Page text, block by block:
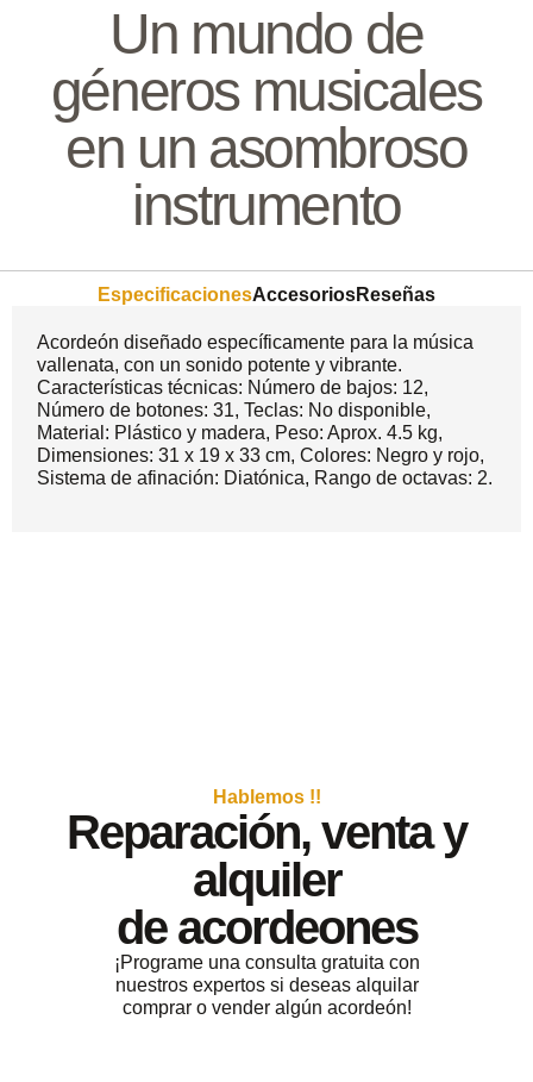
Un mundo de
géneros musicales
en un asombroso
instrumento
EspecificacionesAccesoriosReseñas
Acordeón diseñado específicamente para la música
vallenata, con un sonido potente y vibrante.
Características técnicas: Número de bajos: 12,
Número de botones: 31, Teclas: No disponible,
Material: Plástico y madera, Peso: Aprox. 4.5 kg,
Dimensiones: 31 x 19 x 33 cm, Colores: Negro y rojo,
Sistema de afinación: Diatónica, Rango de octavas: 2.
Hablemos !!
Reparación, venta y
alquiler
de acordeones
¡Programe una consulta gratuita con
nuestros expertos si deseas alquilar
comprar o vender algún acordeón!